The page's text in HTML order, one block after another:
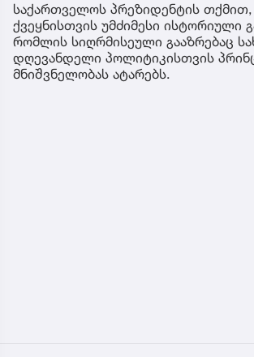
საქართველოს პრეზიდენტის თქმით,
ქვეყნისთვის უმძიმესი ისტორიული
რომლის სიღრმისეული გააზრებაც
დღევანდელი პოლიტიკისთვის
მნიშვნელობას ატარებს.